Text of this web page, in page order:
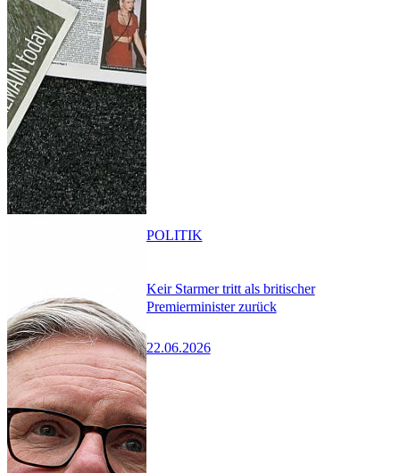
Keir Starmer tritt als britischer
Premierminister zurück
22.06.2026
POLITIK